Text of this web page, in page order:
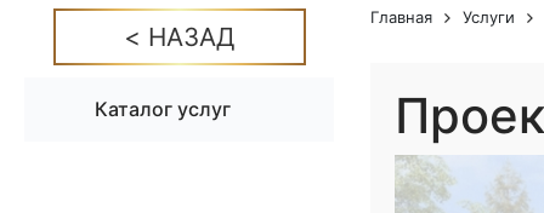
Главная Услуги
Каталог услуг